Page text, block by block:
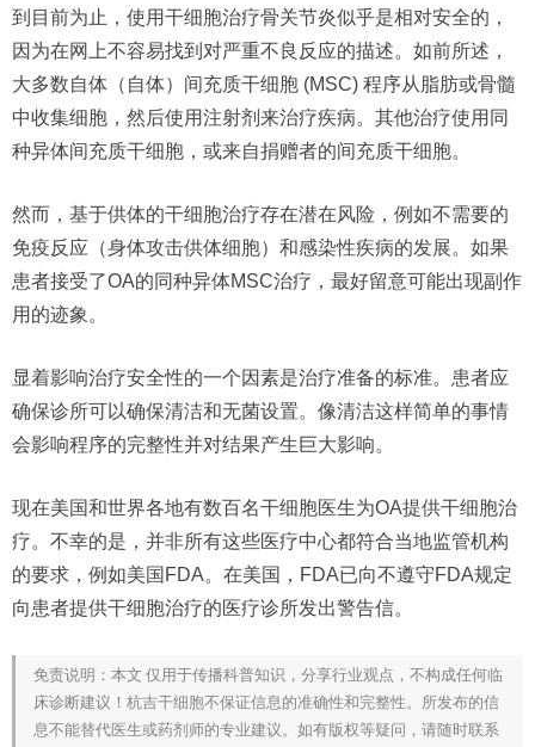
到目前为止，使用干细胞治疗骨关节炎似乎是相对安全的，
因为在网上不容易找到对严重不良反应的描述。如前所述，
大多数自体（自体）间充质干细胞 (MSC) 程序从脂肪或骨髓
中收集细胞，然后使用注射剂来治疗疾病。其他治疗使用同
种异体间充质干细胞，或来自捐赠者的间充质干细胞。
然而，基于供体的干细胞治疗存在潜在风险，例如不需要的
免疫反应（身体攻击供体细胞）和感染性疾病的发展。如果
患者接受了OA的同种异体MSC治疗，最好留意可能出现副作
用的迹象。
显着影响治疗安全性的一个因素是治疗准备的标准。患者应
确保诊所可以确保清洁和无菌设置。像清洁这样简单的事情
会影响程序的完整性并对结果产生巨大影响。
现在美国和世界各地有数百名干细胞医生为OA提供干细胞治
疗。不幸的是，并非所有这些医疗中心都符合当地监管机构
的要求，例如美国FDA。在美国，FDA已向不遵守FDA规定
向患者提供干细胞治疗的医疗诊所发出警告信。
免责说明：本文 仅用于传播科普知识，分享行业观点，不构成任何临
床诊断建议！杭吉干细胞不保证信息的准确性和完整性。所发布的信
息不能替代医生或药剂师的专业建议。如有版权等疑问，请随时联系